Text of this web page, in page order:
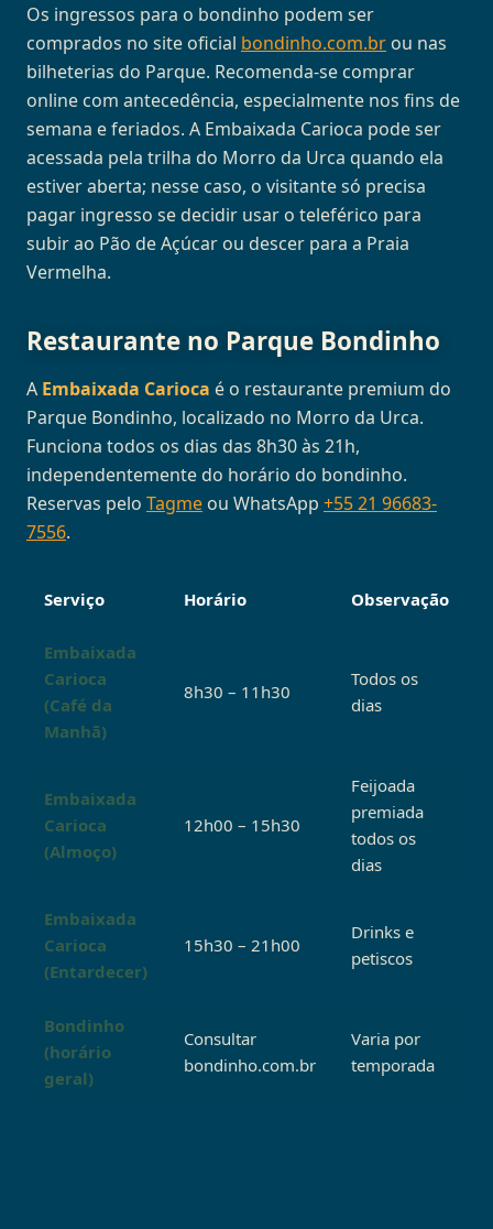
Os ingressos para o bondinho podem ser
comprados no site oficial bondinho.com.br ou nas
bilheterias do Parque. Recomenda-se comprar
online com antecedência, especialmente nos fins de
semana e feriados. A Embaixada Carioca pode ser
acessada pela trilha do Morro da Urca quando ela
estiver aberta; nesse caso, o visitante só precisa
pagar ingresso se decidir usar o teleférico para
subir ao Pão de Açúcar ou descer para a Praia
Vermelha.
Restaurante no Parque Bondinho
A Embaixada Carioca é o restaurante premium do
Parque Bondinho, localizado no Morro da Urca.
Funciona todos os dias das 8h30 às 21h,
independentemente do horário do bondinho.
Reservas pelo Tagme ou WhatsApp +55 21 96683-
7556.
Serviço Horário Observação
Embaixada
Carioca
(Café da
Manhã)
8h30 – 11h30
Todos os
dias
Embaixada
Carioca
(Almoço)
12h00 – 15h30
Feijoada
premiada
todos os
dias
Embaixada
Carioca
(Entardecer)
15h30 – 21h00
Drinks e
petiscos
Bondinho
(horário
geral)
Consultar
bondinho.com.br
Varia por
temporada